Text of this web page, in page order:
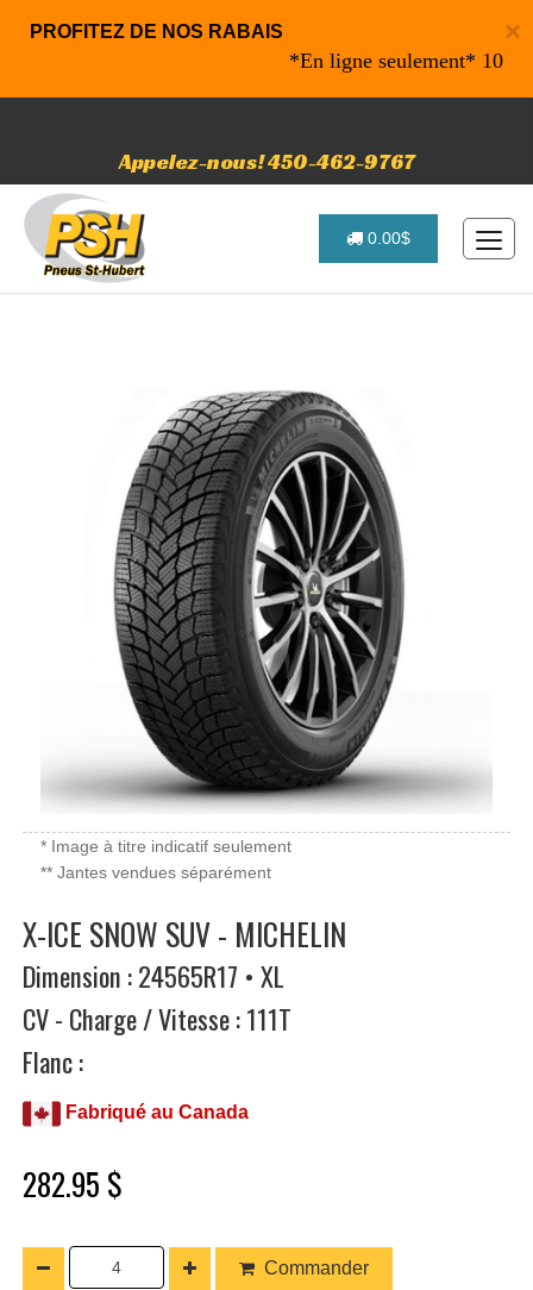
×
PROFITEZ DE NOS RABAIS
*En ligne seulement* 10% de
Appelez-nous! 450-462-9767
0.00$
* Image à titre indicatif seulement
** Jantes vendues séparément
X-ICE SNOW SUV - MICHELIN
Dimension : 24565R17 • XL
CV - Charge / Vitesse : 111T
Flanc :
Fabriqué au Canada
282.95 $
Commander